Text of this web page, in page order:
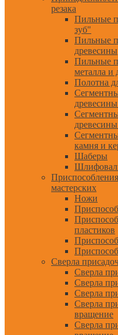
резака
Пильные
зуб"
Пильные
древесины
Пильные
металла и
Полотна
камня и
Шаберы
мастерских
Ножи
пластиков
Сверла
Сверла
Сверла
Сверла
Сверла
вращение
Сверла